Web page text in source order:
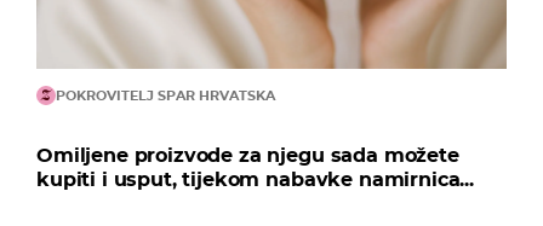
POKROVITELJ SPAR HRVATSKA
Omiljene proizvode za njegu sada možete
kupiti i usput, tijekom nabavke namirnica...